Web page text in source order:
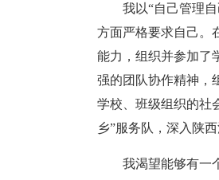
我以“自己管理
方面严格要求自己。
能力，组织并参加了
强的团队协作精神，
学校、班级组织的社
乡”服务队，深入陕
我渴望能够有一